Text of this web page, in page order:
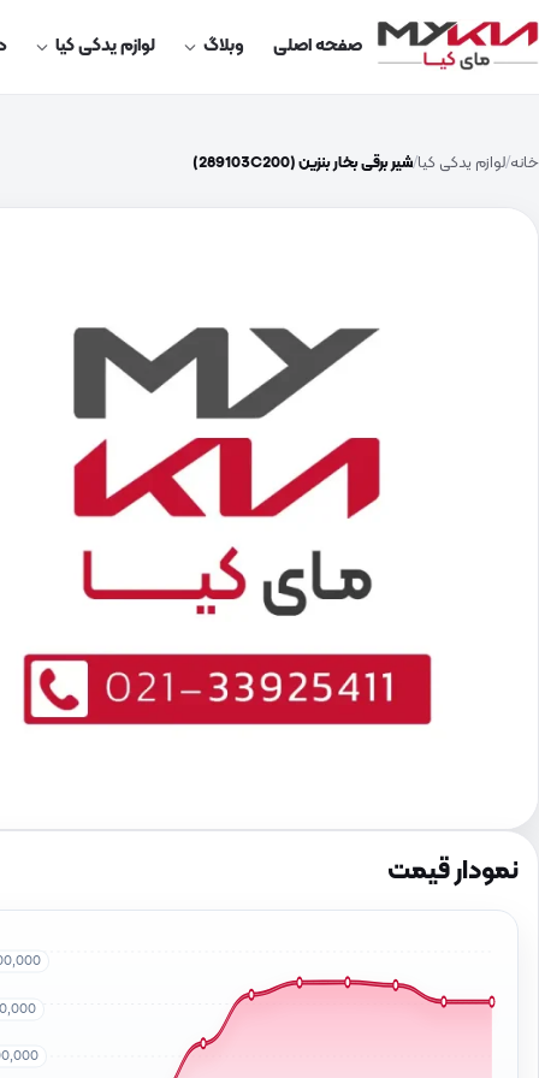
صفحه اصلی وبلاگ لوازم یدکی کیا
خانه لوازم یدکی کیا شیر برقی بخار بنزین (289103C200)
نمودار قیمت